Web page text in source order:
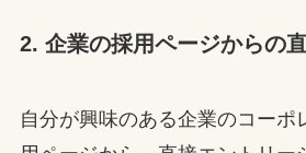
2. 企業の採用ページからの
自分が興味のある企業のコーポ